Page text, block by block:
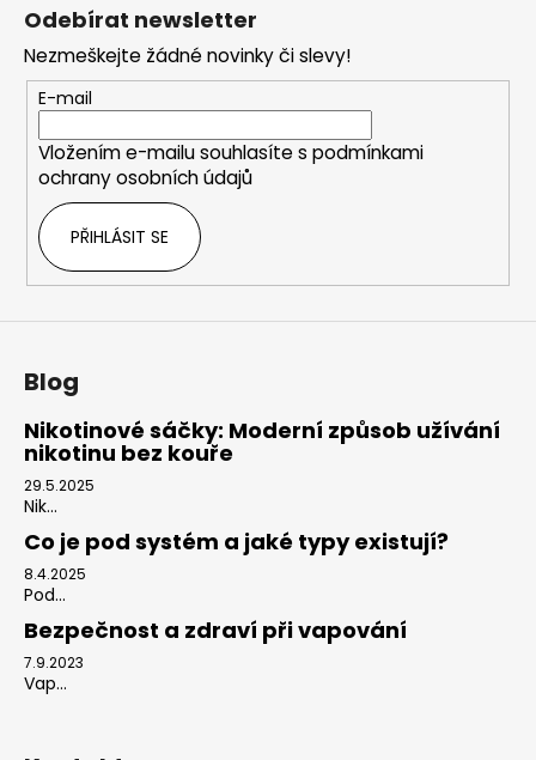
a
c
í
p
r
ý
p
Odebírat newsletter
Nezmeškejte žádné novinky či slevy!
E-mail
Vložením e-mailu souhlasíte s podmínkami
ochrany osobních údajů
PŘIHLÁSIT SE
Blog
Nikotinové sáčky: Moderní způsob užívání
nikotinu bez kouře
29.5.2025
Nik...
Co je pod systém a jaké typy existují?
8.4.2025
Pod...
Bezpečnost a zdraví při vapování
7.9.2023
Vap...